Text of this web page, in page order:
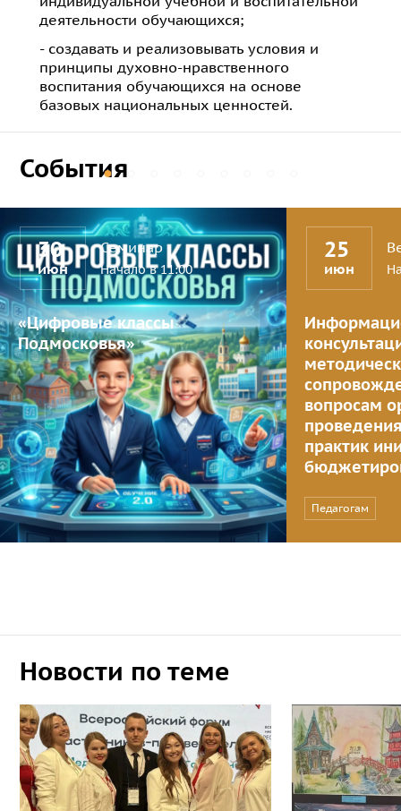
деятельности обучающихся;
- создавать и реализовывать условия и
принципы духовно-нравственного
воспитания обучающихся на основе
базовых национальных ценностей.
События
30
июн
Семинар
Начало в 11:00
«Цифровые классы
Подмосковья»
25
июн
вопросам
практик
Педагогам
Новости по теме